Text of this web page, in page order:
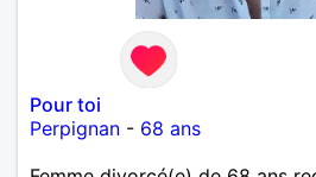
Pour toi
Perpignan - 68 ans